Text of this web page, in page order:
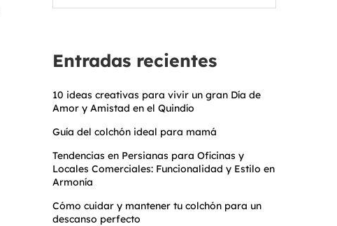
Entradas recientes
10 ideas creativas para vivir un gran Día de
Amor y Amistad en el Quindío
Guía del colchón ideal para mamá
Tendencias en Persianas para Oficinas y
Locales Comerciales: Funcionalidad y Estilo en
Armonía
Cómo cuidar y mantener tu colchón para un
descanso perfecto